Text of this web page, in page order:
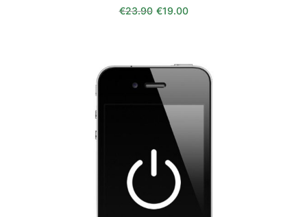
€23.90 O preço original era: €23.90.
€19.00O preço atual é: